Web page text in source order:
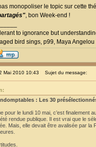
monopoliser le topic sur cette
, bon Week-end !
to ignorance but
bird sings, p99, Maya Angelou
Mai 2010 10:43 Sujet du message:
: Les 30
pour le lundi 10 mai, c’est finalement
rendue publique. Il est vrai que le
Mais, elle devait être avalisée par la